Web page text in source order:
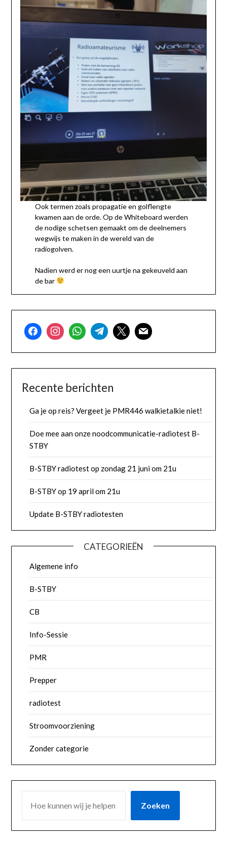
Ook termen zoals propagatie en golflengte
kwamen aan de orde. Op de Whiteboard werden
de nodige schetsen gemaakt om de deelnemers
wegwijs te maken in de wereld van de
radiogolven.
Nadien werd er nog een uurtje na gekeuveld aan
de bar
Recente berichten
Ga je op reis? Vergeet je PMR446 walkietalkie niet!
Doe mee aan onze noodcommunicatie-radiotest B-
STBY
B-STBY radiotest op zondag 21 juni om 21u
B-STBY op 19 april om 21u
Update B-STBY radiotesten
CATEGORIEËN
Algemene info
B-STBY
CB
Info-Sessie
PMR
Prepper
radiotest
Stroomvoorziening
Zonder categorie
Zoeken